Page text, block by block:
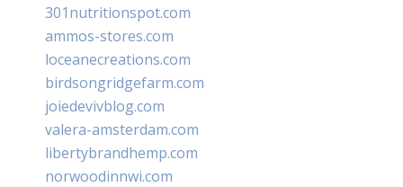
301nutritionspot.com
ammos-stores.com
loceanecreations.com
birdsongridgefarm.com
joiedevivblog.com
valera-amsterdam.com
libertybrandhemp.com
norwoodinnwi.com